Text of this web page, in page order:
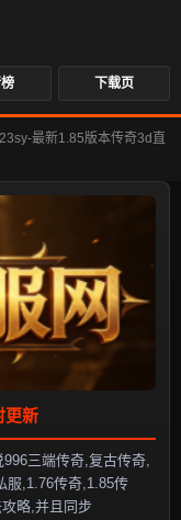
下载页
最新1.85版本传奇3d直
三端传奇,复古传奇,
服,1.76传奇,1.85传
略,并且同步